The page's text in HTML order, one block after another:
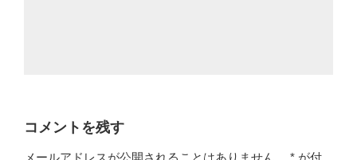
コメントを残す